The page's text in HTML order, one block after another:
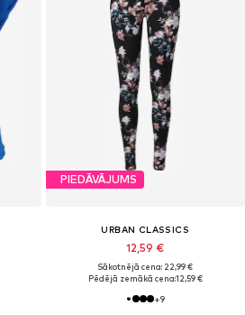
PIEDĀVĀJUMS
URBAN CLASSICS
12,59 €
Sākotnējā cena: 22,99 €
Pēdējā zemākā cena:12,59 €
+9